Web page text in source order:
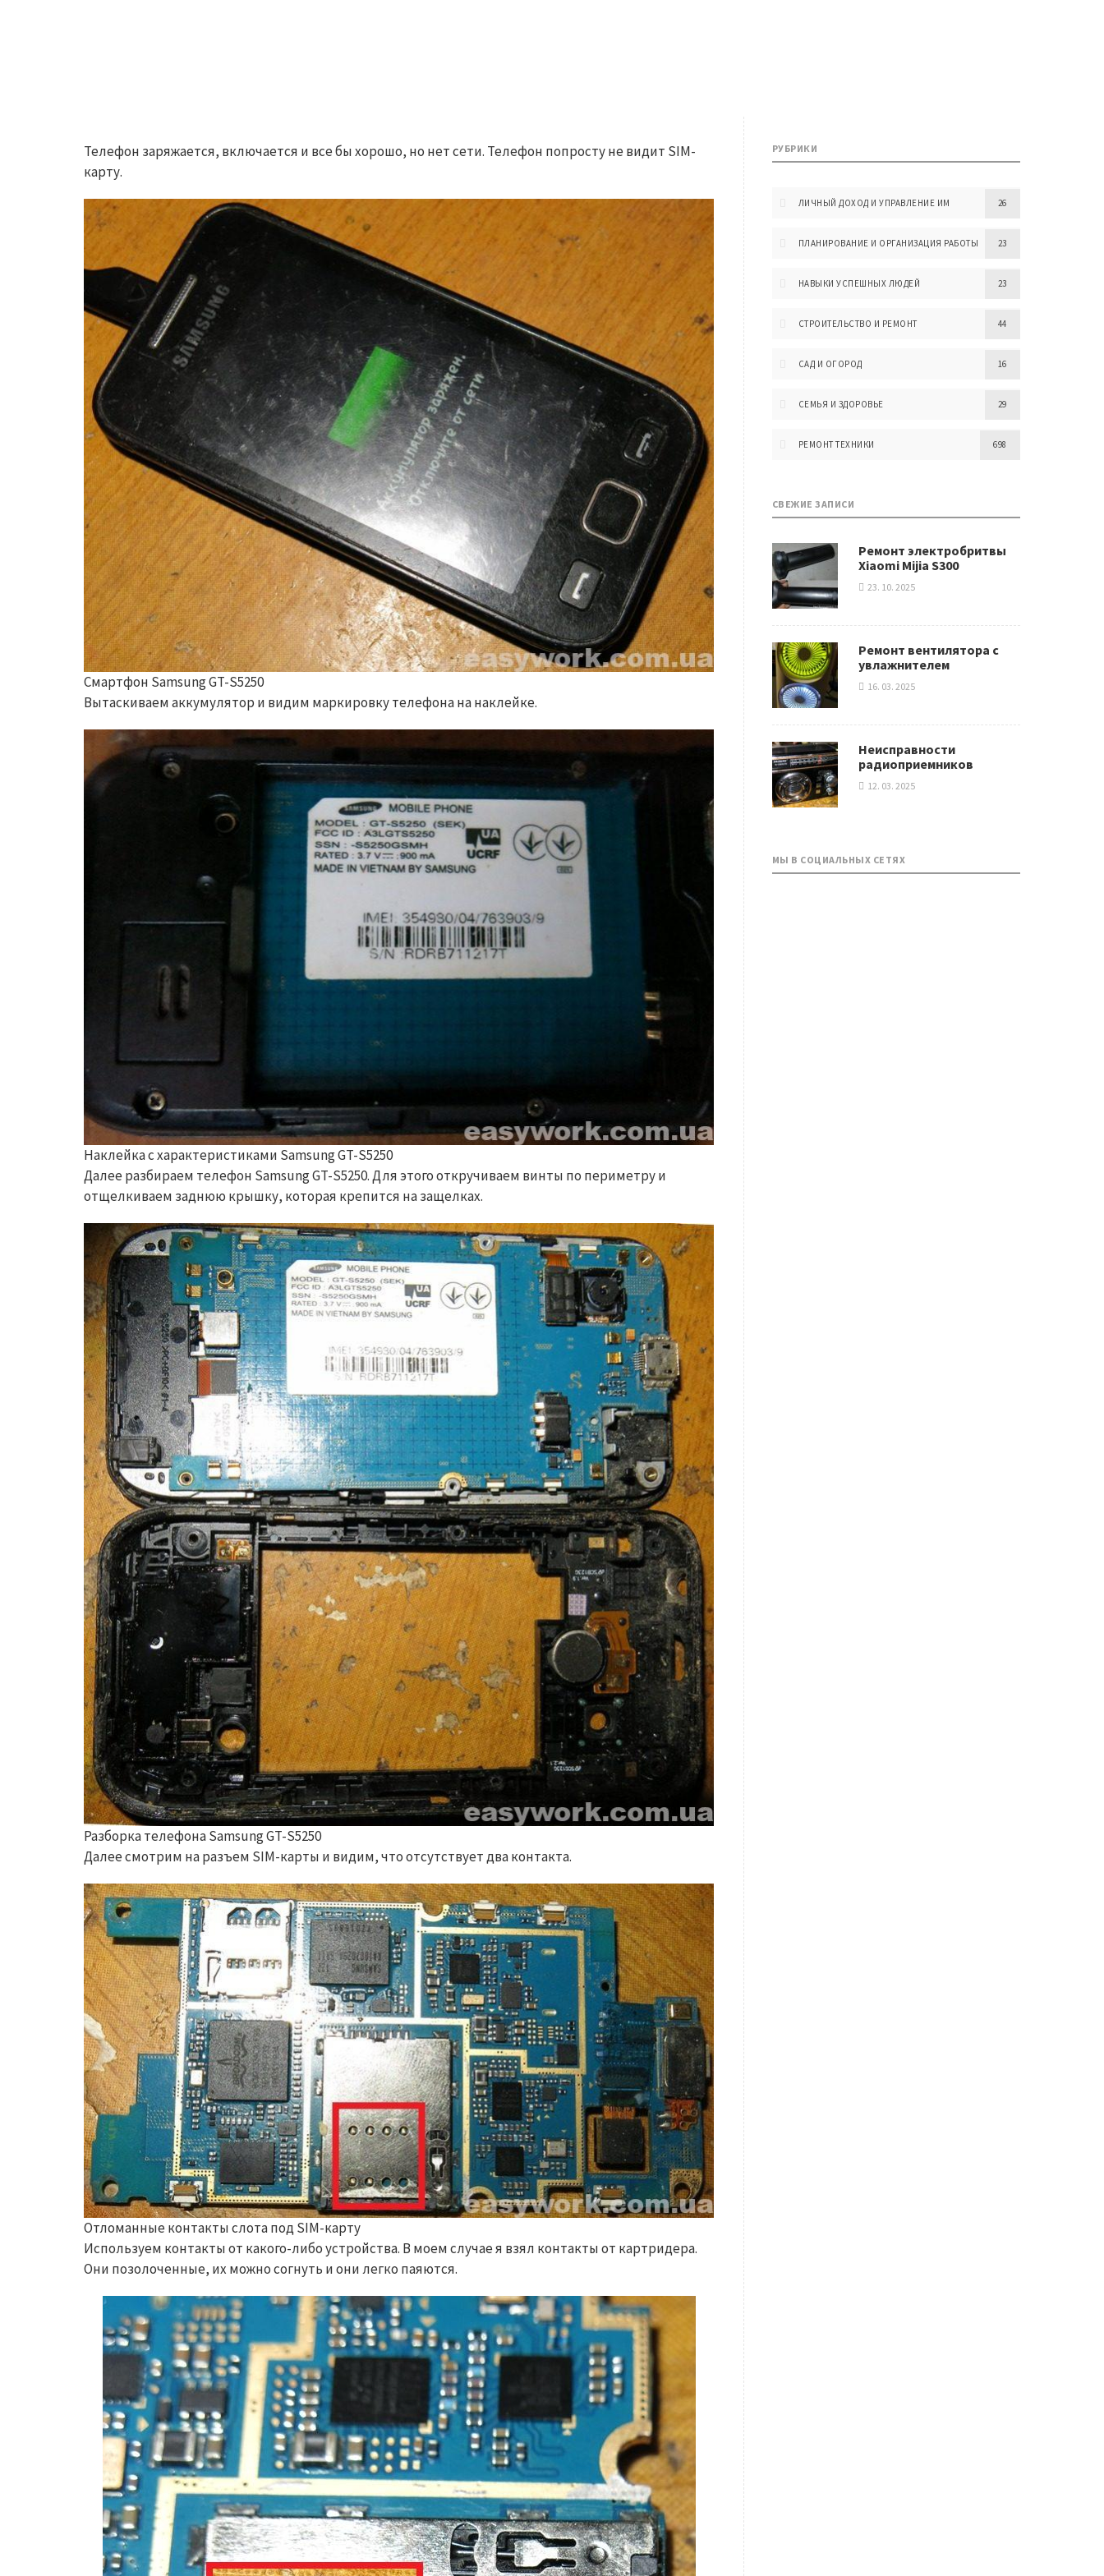
Телефон заряжается, включается и все бы хорошо, но нет сети. Телефон попросту не видит SIM-
карту.
Смартфон Samsung GT-S5250
Вытаскиваем аккумулятор и видим маркировку телефона на наклейке.
Наклейка с характеристиками Samsung GT-S5250
Далее разбираем телефон Samsung GT-S5250. Для этого откручиваем винты по периметру и
отщелкиваем заднюю крышку, которая крепится на защелках.
Разборка телефона Samsung GT-S5250
Далее смотрим на разъем SIM-карты и видим, что отсутствует два контакта.
Отломанные контакты слота под SIM-карту
Используем контакты от какого-либо устройства. В моем случае я взял контакты от картридера.
Они позолоченные, их можно согнуть и они легко паяются.
РУБРИКИ
ЛИЧНЫЙ ДОХОД И УПРАВЛЕНИЕ ИМ 26
ПЛАНИРОВАНИЕ И ОРГАНИЗАЦИЯ РАБОТЫ 23
НАВЫКИ УСПЕШНЫХ ЛЮДЕЙ 23
СТРОИТЕЛЬСТВО И РЕМОНТ 44
САД И ОГОРОД 16
СЕМЬЯ И ЗДОРОВЬЕ 29
РЕМОНТ ТЕХНИКИ 698
СВЕЖИЕ ЗАПИСИ
Ремонт электробритвы
Xiaomi Mijia S300
23. 10. 2025
Ремонт вентилятора с
увлажнителем
16. 03. 2025
Неисправности
радиоприемников
12. 03. 2025
МЫ В СОЦИАЛЬНЫХ СЕТЯХ